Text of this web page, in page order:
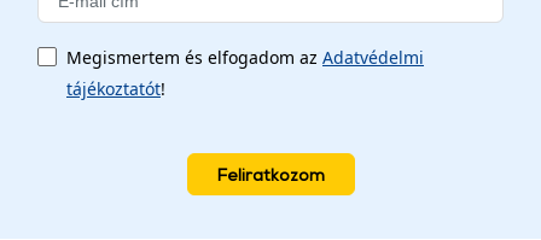
Megismertem és elfogadom az Adatvédelmi
tájékoztatót!
Feliratkozom